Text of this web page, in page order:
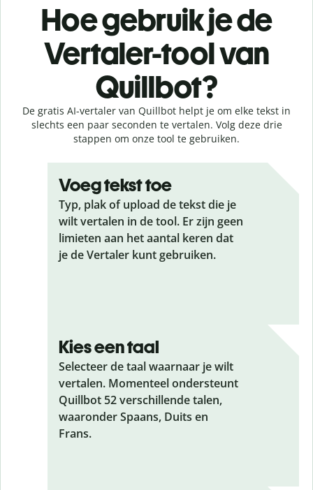
Hoe gebruik je de
Vertaler-tool van
Quillbot?
De gratis AI-vertaler van Quillbot helpt je om elke tekst in
slechts een paar seconden te vertalen. Volg deze drie
stappen om onze tool te gebruiken.
Voeg tekst toe
Typ, plak of upload de tekst die je
wilt vertalen in de tool. Er zijn geen
limieten aan het aantal keren dat
je de Vertaler kunt gebruiken.
Kies een taal
Selecteer de taal waarnaar je wilt
vertalen. Momenteel ondersteunt
Quillbot 52 verschillende talen,
waaronder Spaans, Duits en
Frans.